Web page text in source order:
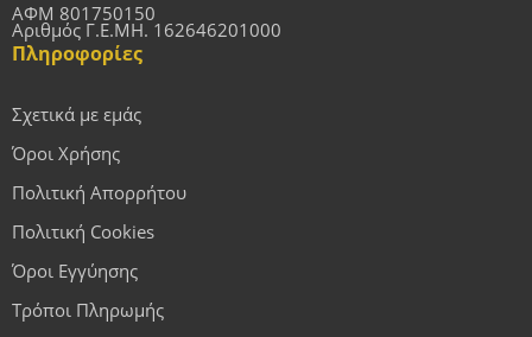
ΑΦΜ 801750150
Αριθμός Γ.Ε.ΜΗ. 162646201000
Πληροφορίες
Σχετικά με εμάς
Όροι Χρήσης
Πολιτική Απορρήτου
Πολιτική Cookies
Όροι Εγγύησης
Τρόποι Πληρωμής